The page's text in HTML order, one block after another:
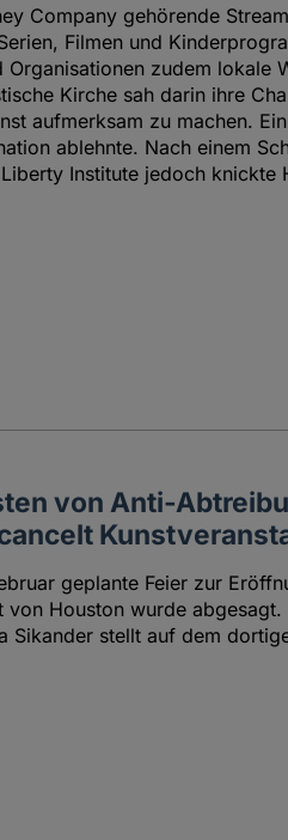
Company gehörende
Filmen und
Organisationen zudem lokale
Kirche sah darin ihre
aufmerksam zu machen.
ablehnte. Nach einem
Institute jedoch knickte
von Anti-
geplante Feier zur
von Houston wurde
Sikander stellt auf dem